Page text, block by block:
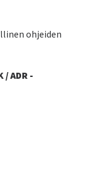
ohjeiden
ADR -